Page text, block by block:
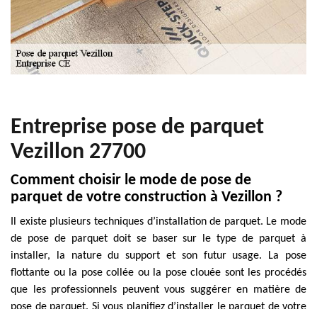
Entreprise pose de parquet
Vezillon 27700
Comment choisir le mode de pose de
parquet de votre construction à Vezillon ?
Il existe plusieurs techniques d’installation de parquet. Le mode
de pose de parquet doit se baser sur le type de parquet à
installer, la nature du support et son futur usage. La pose
flottante ou la pose collée ou la pose clouée sont les procédés
que les professionnels peuvent vous suggérer en matière de